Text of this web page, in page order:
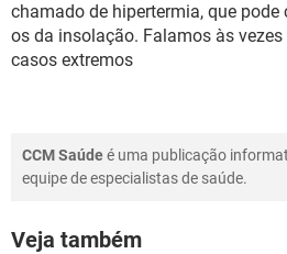
chamado de hipertermia, que
os da insolação. Falamos às
casos extremos
CCM Saúdeé uma publicação
equipe de especialistas de saúde.
Veja também